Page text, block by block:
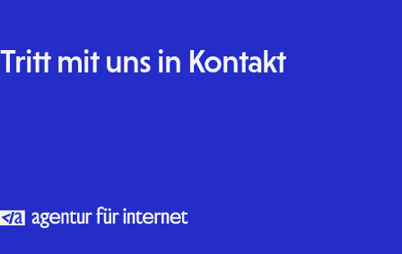
Tritt mit unsin Kontakt